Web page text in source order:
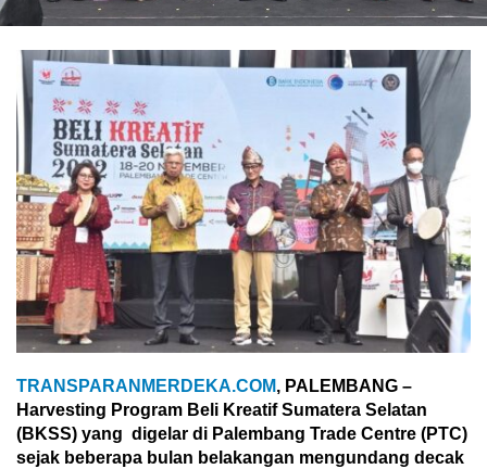
TRANSPARANMERDEKA.COM, PALEMBANG –
Harvesting Program Beli Kreatif Sumatera Selatan
(BKSS) yang digelar di Palembang Trade Centre (PTC)
sejak beberapa bulan belakangan mengundang decak